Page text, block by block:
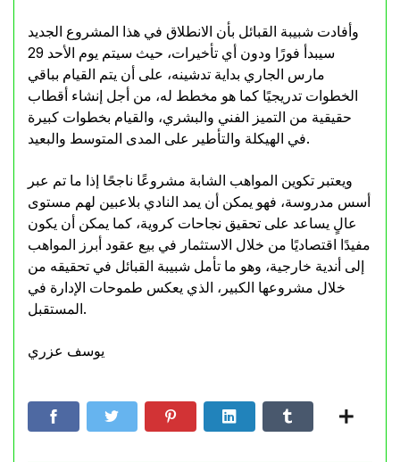
وأفادت شبيبة القبائل بأن الانطلاق في هذا المشروع الجديد
سيبدأ فورًا ودون أي تأخيرات، حيث سيتم يوم الأحد 29
مارس الجاري بداية تدشينه، على أن يتم القيام بباقي
الخطوات تدريجيًا كما هو مخطط له، من أجل إنشاء أقطاب
حقيقية من التميز الفني والبشري، والقيام بخطوات كبيرة
في الهيكلة والتأطير على المدى المتوسط والبعيد.
ويعتبر تكوين المواهب الشابة مشروعًا ناجحًا إذا ما تم عبر
أسس مدروسة، فهو يمكن أن يمد النادي بلاعبين لهم مستوى
عالٍ يساعد على تحقيق نجاحات كروية، كما يمكن أن يكون
مفيدًا اقتصاديًا من خلال الاستثمار في بيع عقود أبرز المواهب
إلى أندية خارجية، وهو ما تأمل شبيبة القبائل في تحقيقه من
خلال مشروعها الكبير، الذي يعكس طموحات الإدارة في
المستقبل.
يوسف عزري